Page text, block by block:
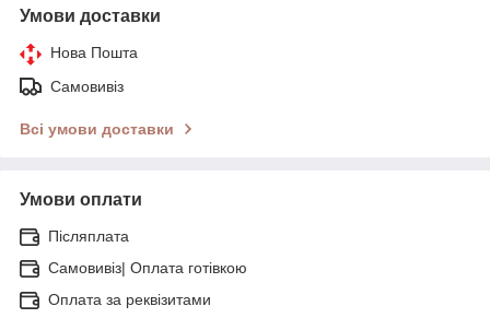
Умови доставки
Нова Пошта
Самовивіз
Всі умови доставки
Умови оплати
Післяплата
Самовивіз| Оплата готівкою
Оплата за реквізитами